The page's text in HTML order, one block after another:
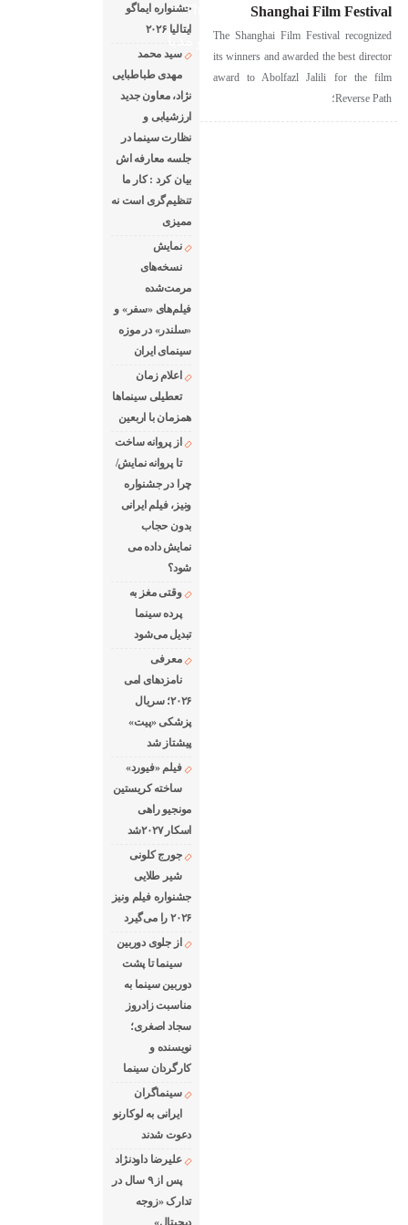
The latest news of world cinema
دانلود فیلم های خارجی
رادیو مدیا
درباره ما
رپرتاژ آگهی
Shanghai Film Festival
The Shanghai Film Festival recognized
its winners and awarded the best director
award to Abolfazl Jalili for the film
Reverse Path؛
جشنواره ایماگو
ایتالیا ۲۰۲۶
سید محمد
مهدی طباطبایی
نژاد، معاون جدید
ارزشیابی و
نظارت سینما در
جلسه معارفه اش
بیان کرد : کار ما
تنظیم‌گری است نه
ممیزی
نمایش
نسخه‌های
مرمت‌شده
فیلم‌های «سفر» و
«سلندر» در موزه
سینمای ایران
اعلام زمان
تعطیلی سینماها
همزمان با اربعین
از پروانه ساخت
تا پروانه نمایش/
چرا در جشنواره
ونیز، فیلم ایرانی
بدون حجاب
نمایش داده می
شود؟
وقتی مغز به
پرده سینما
تبدیل می‌شود
معرفی
نامزدهای امی
۲۰۲۶؛ سریال
پزشکی «پیت»
پیشتاز شد
فیلم «فیورد»
ساخته کریستین
مونجیو راهی
اسکار ۲۰۲۷شد
جورج کلونی
شیر طلایی
جشنواره فیلم ونیز
۲۰۲۶ را می‌گیرد
از جلوی دوربین
سینما تا پشت
دوربین سینما به
مناسبت زادروز
سجاد اصغری؛
نویسنده و
کارگردان سینما
سینماگران
ایرانی به لوکارنو
دعوت شدند
علیرضا داودنژاد
پس از ۹ سال در
تدارک «زوجه
دیجیتال»